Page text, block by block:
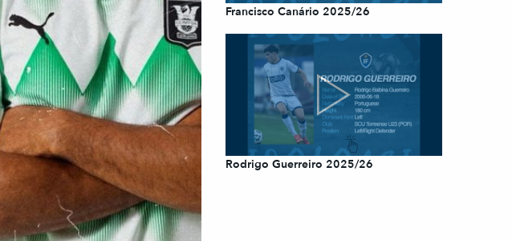
Francisco Canário 2025/26
Rodrigo Guerreiro 2025/26